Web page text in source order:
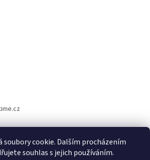
soubory cookie. Dalším procházením
souhlas s jejich používáním.